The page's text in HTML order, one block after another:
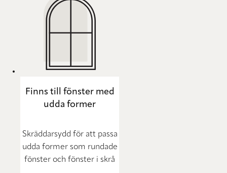
Finns till fönster med
udda former
Skräddarsydd för att passa
udda former som rundade
fönster och fönster i skrå